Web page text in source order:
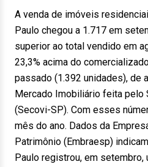
A venda de imóveis
Paulo chegou a 1.717 em
superior ao total vendido em
23,3% acima do
passado (1.392 unidades), de
Mercado Imobiliário feita pelo
(Secovi-SP). Com esses
mês do ano. Dados da
Patrimônio (Embraesp)
Paulo registrou, em setembro,